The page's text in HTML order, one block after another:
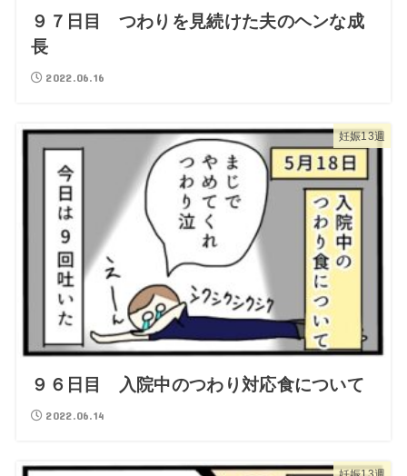
９７日目 つわりを見続けた夫のヘンな成
長
2022.06.16
妊娠13週
９６日目 入院中のつわり対応食について
2022.06.14